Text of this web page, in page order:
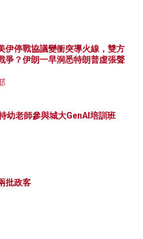
伊停戰協議變衝突導火線，雙方
爭？伊朗一早洞悉特朗普虛張聲
幼老師參與城大GenAI培訓班
批政客